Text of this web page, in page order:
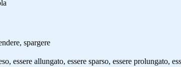
spargere
essere allungato, essere sparso, essere prolungato,